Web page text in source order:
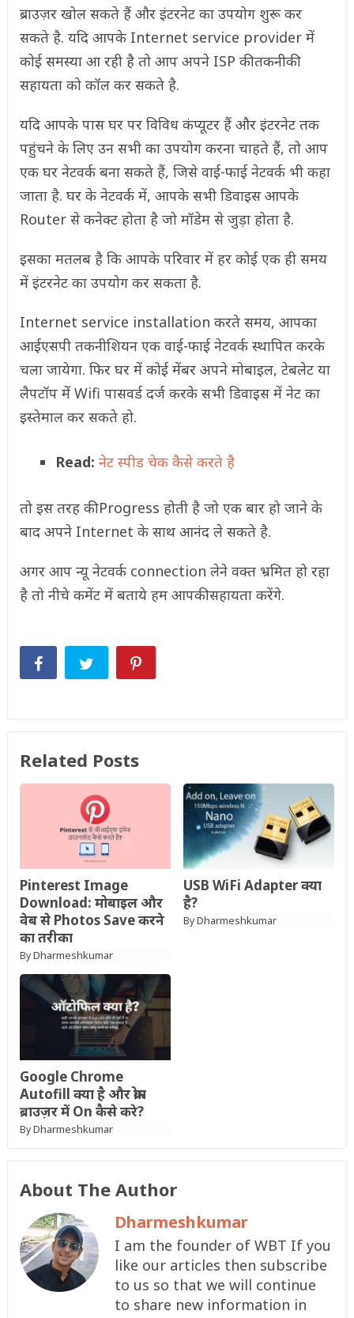
ब्राउज़र खोल सकते हैं और इंटरनेट का उपयोग शुरू कर
सकते है. यदि आपके Internet service provider में
कोई समस्या आ रही है तो आप अपने ISP की तकनीकी
सहायता को कॉल कर सकते है.
यदि आपके पास घर पर विविध कंप्यूटर हैं और इंटरनेट तक
पहुंचने के लिए उन सभी का उपयोग करना चाहते हैं, तो आप
एक घर नेटवर्क बना सकते हैं, जिसे वाई-फाई नेटवर्क भी कहा
जाता है. घर के नेटवर्क में, आपके सभी डिवाइस आपके
Router से कनेक्ट होता है जो मॉडेम से जुड़ा होता है.
इसका मतलब है कि आपके परिवार में हर कोई एक ही समय
में इंटरनेट का उपयोग कर सकता है.
Internet service installation करते समय, आपका
आईएसपी तकनीशियन एक वाई-फाई नेटवर्क स्थापित करके
चला जायेगा. फिर घर में कोई मेंबर अपने मोबाइल, टेबलेट या
लैपटॉप में Wifi पासवर्ड दर्ज करके सभी डिवाइस में नेट का
इस्तेमाल कर सकते हो.
Read: नेट स्पीड चेक कैसे करते है
तो इस तरह की Progress होती है जो एक बार हो जाने के
बाद अपने Internet के साथ आनंद ले सकते है.
अगर आप न्यू नेटवर्क connection लेने वक्त भ्रमित हो रहा
है तो नीचे कमेंट में बताये हम आपकी सहायता करेंगे.
Related Posts
Pinterest Image
Download: मोबाइल और
वेब से Photos Save करने
का तरीका
ByDharmeshkumar
USB WiFi Adapter क्या
है?
ByDharmeshkumar
Google Chrome
Autofill क्या है और क्रोम
ब्राउज़र में On कैसे करे?
ByDharmeshkumar
About The Author
Dharmeshkumar
I am the founder of WBT If you
like our articles then subscribe
to us so that we will continue
to share new information in